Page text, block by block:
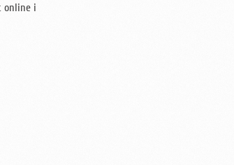
online i